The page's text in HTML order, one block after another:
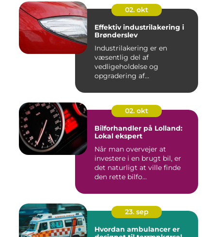
02. okt
Effektiv industrilakering i
Brønderslev
Industrilakering er en
væsentlig del af
vedligeholdelse og
opgradering af
02. okt
Bilforhandler på Lolland:
Lokal ekspert
Når man overvejer at
investere i en brugt bil, er
det naturligt at ville finde
den rette bilfo...
23. sep
Hvordan ambulancer er